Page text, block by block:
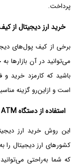
پرداخت.
خرید ارز دیجیتال از
برخی از کیف‌ پول‌های
می‌توانید در آن بازارها
باشید که کارمزد خرید و
است و ازاین‌رو گزینه
استفاده از دستگاه ATM
این روش خرید ارز
که شما به‌راحتی